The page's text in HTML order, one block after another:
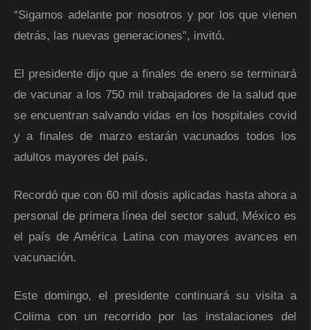
“Sigamos adelante por nosotros y por los que vienen
detrás, las nuevas generaciones”, invitó.
El presidente dijo que a finales de enero se terminará
de vacunar a los 750 mil trabajadores de la salud que
se encuentran salvando vidas en los hospitales covid
y a finales de marzo estarán vacunados todos los
adultos mayores del país.
Recordó que con 60 mil dosis aplicadas hasta ahora a
personal de primera línea del sector salud, México es
el país de América Latina con mayores avances en
vacunación.
Este domingo, el presidente continuará su visita a
Colima con un recorrido por las instalaciones del